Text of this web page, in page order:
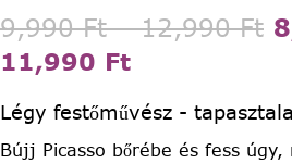
9,990Ft – 12,990Ft
11,990 Ft
Légy festőművész -
Bújj Picasso bőrébe és fess